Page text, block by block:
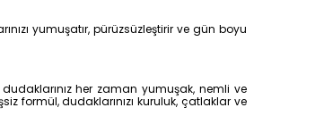
yumuşatır, pürüzsüzleştirir ve gün boyu
her zaman yumuşak, nemli ve
formül, dudaklarınızı kuruluk, çatlaklar ve